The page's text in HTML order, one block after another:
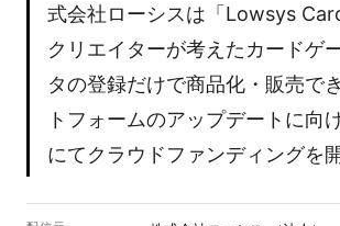
式会社ローシスは「Lowsys
クリエイターが考えたカードゲ
タの登録だけで商品化・販売で
トフォームのアップデートに向
にてクラウドファンディングを